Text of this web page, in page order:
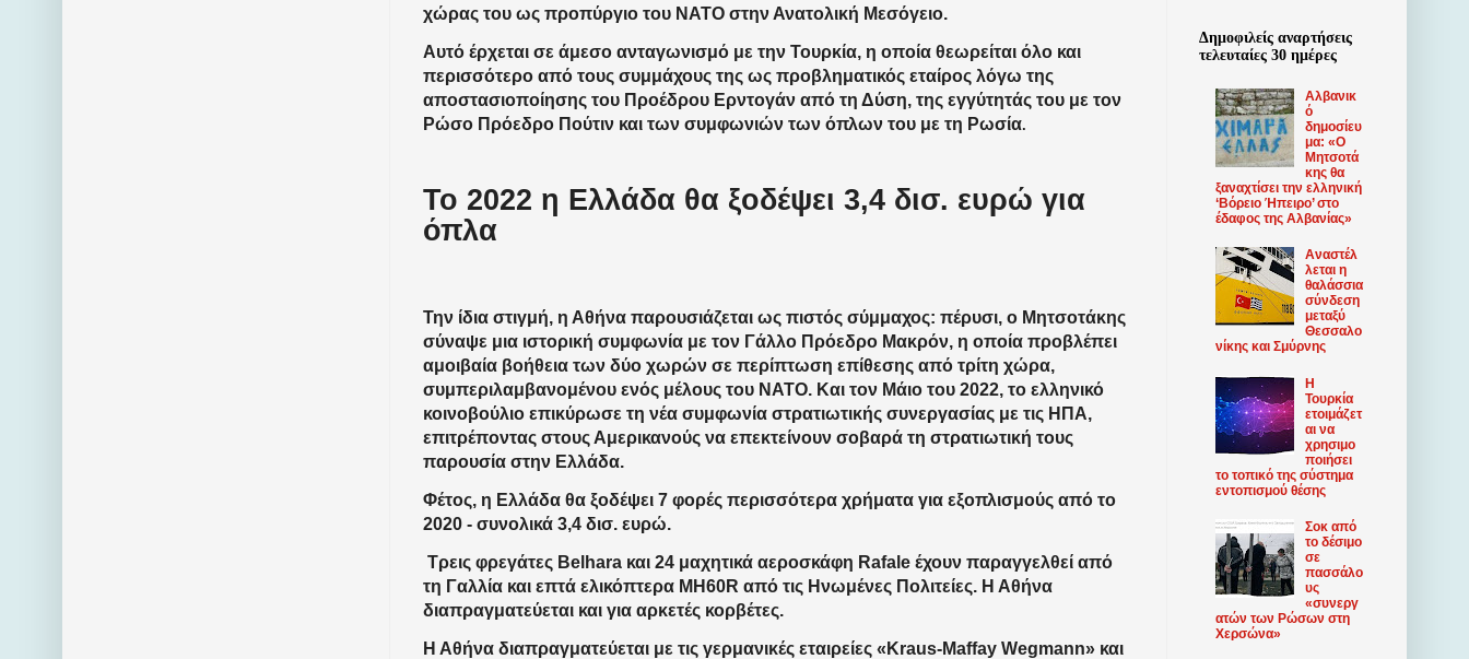
χώρας του ως προπύργιο του ΝΑΤΟ στην Ανατολική Μεσόγειο.
Αυτό έρχεται σε άμεσο ανταγωνισμό με την Τουρκία, η οποία θεωρείται όλο και
περισσότερο από τους συμμάχους της ως προβληματικός εταίρος λόγω της
αποστασιοποίησης του Προέδρου Ερντογάν από τη Δύση, της εγγύτητάς του με τον
Ρώσο Πρόεδρο Πούτιν και των συμφωνιών των όπλων του με τη Ρωσία.
Το 2022 η Ελλάδα θα ξοδέψει 3,4 δισ. ευρώ για
όπλα
Την ίδια στιγμή, η Αθήνα παρουσιάζεται ως πιστός σύμμαχος: πέρυσι, ο Μητσοτάκης
σύναψε μια ιστορική συμφωνία με τον Γάλλο Πρόεδρο Μακρόν, η οποία προβλέπει
αμοιβαία βοήθεια των δύο χωρών σε περίπτωση επίθεσης από τρίτη χώρα,
συμπεριλαμβανομένου ενός μέλους του ΝΑΤΟ. Και τον Μάιο του 2022, το ελληνικό
κοινοβούλιο επικύρωσε τη νέα συμφωνία στρατιωτικής συνεργασίας με τις ΗΠΑ,
επιτρέποντας στους Αμερικανούς να επεκτείνουν σοβαρά τη στρατιωτική τους
παρουσία στην Ελλάδα.
Φέτος, η Ελλάδα θα ξοδέψει 7 φορές περισσότερα χρήματα για εξοπλισμούς από το
2020 - συνολικά 3,4 δισ. ευρώ.
Τρεις φρεγάτες Belhara και 24 μαχητικά αεροσκάφη Rafale έχουν παραγγελθεί από
τη Γαλλία και επτά ελικόπτερα MH60R από τις Ηνωμένες Πολιτείες. Η Αθήνα
διαπραγματεύεται και για αρκετές κορβέτες.
Η Αθήνα διαπραγματεύεται με τις γερμανικές εταιρείες «Kraus-Maffay Wegmann» και
Δημοφιλείς αναρτήσεις
τελευταίες 30 ημέρες
Αλβανικ
ό
δημοσίευ
μα: «Ο
Μητσοτά
κης θα
ξαναχτίσει την ελληνική
‘Βόρειο Ήπειρο’ στο
έδαφος της Αλβανίας»
Αναστέλ
λεται η
θαλάσσια
σύνδεση
μεταξύ
Θεσσαλο
νίκης και Σμύρνης
Η
Τουρκία
ετοιμάζετ
αι να
χρησιμο
ποιήσει
το τοπικό της σύστημα
εντοπισμού θέσης
Σοκ από
το δέσιμο
σε
πασσάλο
υς
«συνεργ
ατών των Ρώσων στη
Χερσώνα»